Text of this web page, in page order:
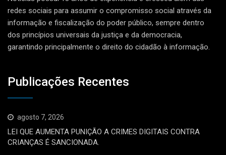
redes sociais para assumir o compromisso social através da
informação e fiscalização do poder público, sempre dentro
dos princípios universais da justiça e da democracia,
garantindo principalmente o direito do cidadão à informação.
Publicações Recentes
agosto 7, 2026
LEI QUE AUMENTA PUNIÇÃO A CRIMES DIGITAIS CONTRA
CRIANÇAS É SANCIONADA.